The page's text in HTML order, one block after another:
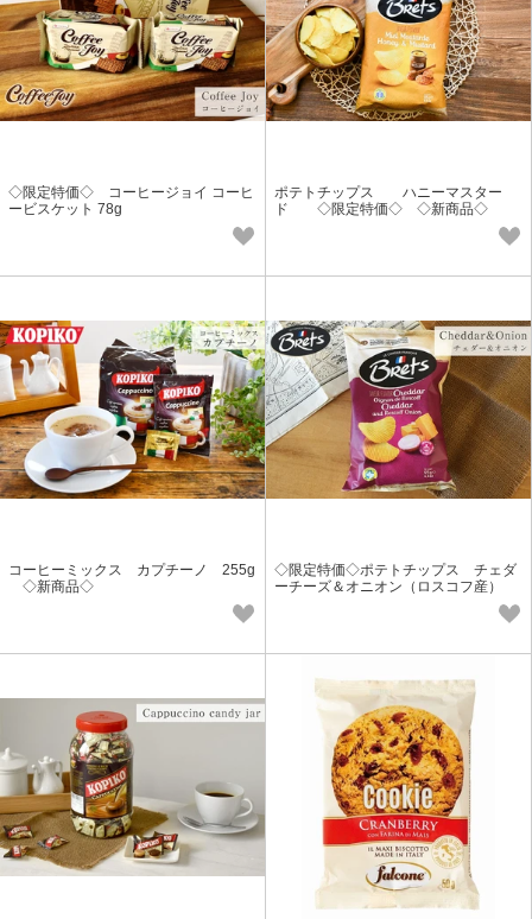
◇限定特価◇ コーヒージョイ コーヒ
ービスケット 78g
ポテトチップス ハニーマスター
ド ◇限定特価◇ ◇新商品◇
コーヒーミックス カプチーノ 255g
◇新商品◇
◇限定特価◇ポテトチップス チェダ
ーチーズ＆オニオン（ロスコフ産）